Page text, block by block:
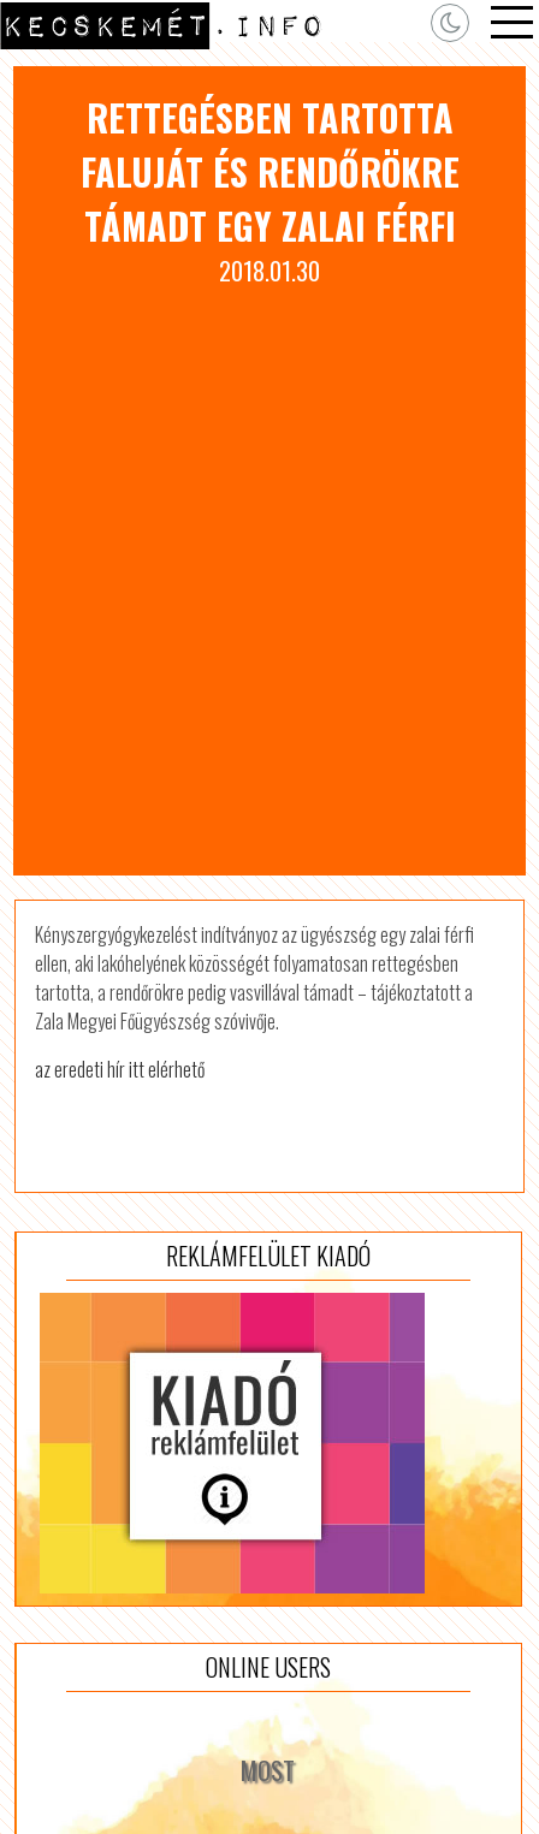
RETTEGÉSBEN TARTOTTA
FALUJÁT ÉS RENDŐRÖKRE
TÁMADT EGY ZALAI FÉRFI
2018.01.30
Kényszergyógykezelést indítványoz az ügyészség egy zalai férfi
ellen, aki lakóhelyének közösségét folyamatosan rettegésben
tartotta, a rendőrökre pedig vasvillával támadt – tájékoztatott a
Zala Megyei Főügyészség szóvivője.
az eredeti hír itt elérhető
REKLÁMFELÜLET KIADÓ
ONLINE USERS
MOST